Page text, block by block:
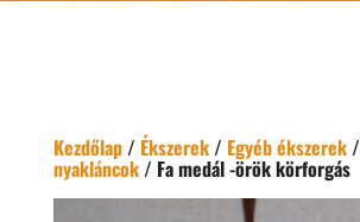
Kezdőlap/ Ékszerek/ Egyéb ékszerek/
nyakláncok/ Fa medál -örök körforgás